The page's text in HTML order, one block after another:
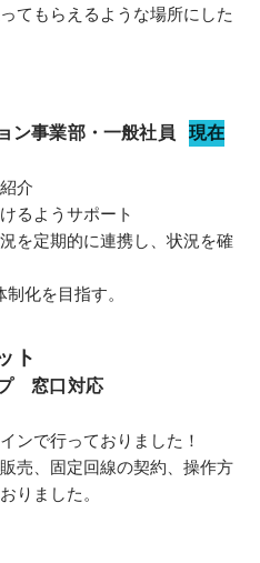
てもらえるような場所にした
ン事業部・一般社員 現在
介
るようサポート
を定期的に連携し、状況を確
化を目指す。
ト
　窓口対応
ンで行っておりました！
売、固定回線の契約、操作方
りました。